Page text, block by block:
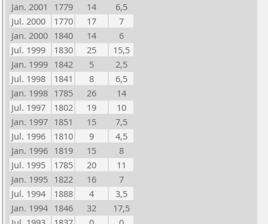
Jan. 2001
1779 14
6,5
Jul. 2000
1770 17
7
Jan. 2000 1840 14
6
Jul. 1999
1830 25
15,5
Jan. 1999 1842 5
2,5
Jul. 1998
1841 8
6,5
Jan. 1998 1785 26
14
Jul. 1997
1802 19
10
Jan. 1997 1851 15
7,5
Jul. 1996
1810 9
4,5
Jan. 1996 1819 15
8
Jul. 1995
1785 20
11
Jan. 1995 1822 16
7
Jul. 1994
1888 4
3,5
Jan. 1994 1846 32
17,5